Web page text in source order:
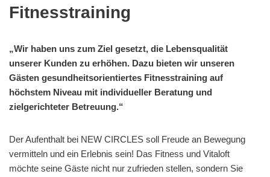
Fitnesstraining
„Wir haben uns zum Ziel gesetzt, die Lebensqualität
unserer Kunden zu erhöhen. Dazu bieten wir unseren
Gästen gesundheitsorientiertes Fitnesstraining auf
höchstem Niveau mit individueller Beratung und
zielgerichteter Betreuung.“
Der Aufenthalt bei NEW CIRCLES soll Freude an Bewegung
vermitteln und ein Erlebnis sein! Das Fitness und Vitaloft
möchte seine Gäste nicht nur zufrieden stellen, sondern Sie